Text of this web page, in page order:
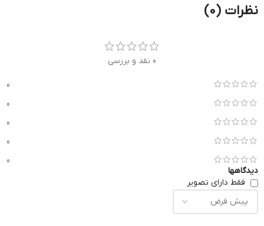
نظرات (0)
0 نقد و بررسی
0
0
0
0
0
دیدگاهها
فقط دارای تصویر